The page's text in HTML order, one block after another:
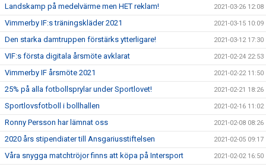
Landskamp på medelvärme men HET reklam! 2021-03-26 12:08
Vimmerby IF:s träningskläder 2021 2021-03-15 10:09
Den starka damtruppen förstärks ytterligare! 2021-03-12 17:30
VIF:s första digitala årsmöte avklarat 2021-02-24 22:53
Vimmerby IF årsmöte 2021 2021-02-22 11:50
25% på alla fotbollsprylar under Sportlovet! 2021-02-21 18:26
Sportlovsfotboll i bollhallen 2021-02-16 11:02
Ronny Persson har lämnat oss 2021-02-08 08:26
2020 års stipendiater till Ansgariusstiftelsen 2021-02-05 09:17
Våra snygga matchtröjor finns att köpa på Intersport 2021-02-02 16:50